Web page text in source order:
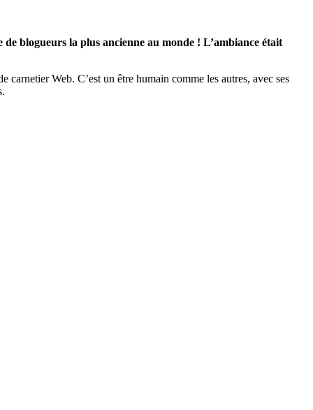
blogueurs la plus ancienne au monde ! L’ambiance était
Web. C’est un être humain comme les autres, avec ses